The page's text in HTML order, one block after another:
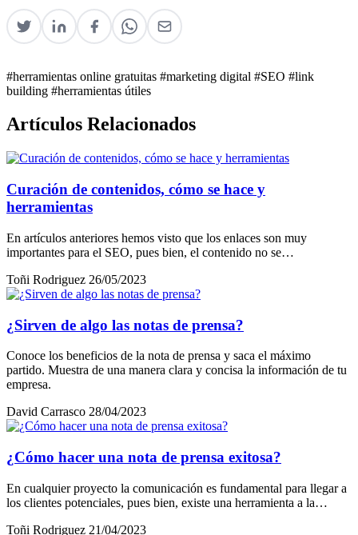
#herramientas online gratuitas #marketing digital #SEO #link
building #herramientas útiles
Artículos Relacionados
Curación de contenidos, cómo se hace y
herramientas
En artículos anteriores hemos visto que los enlaces son muy
importantes para el SEO, pues bien, el contenido no se…
Toñi Rodriguez 26/05/2023
¿Sirven de algo las notas de prensa?
Conoce los beneficios de la nota de prensa y saca el máximo
partido. Muestra de una manera clara y concisa la información de tu
empresa.
David Carrasco 28/04/2023
¿Cómo hacer una nota de prensa exitosa?
En cualquier proyecto la comunicación es fundamental para llegar a
los clientes potenciales, pues bien, existe una herramienta a la…
Toñi Rodriguez 21/04/2023